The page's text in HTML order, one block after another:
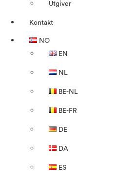
Utgiver
Kontakt
NO
EN
NL
BE-NL
BE-FR
DE
DA
ES